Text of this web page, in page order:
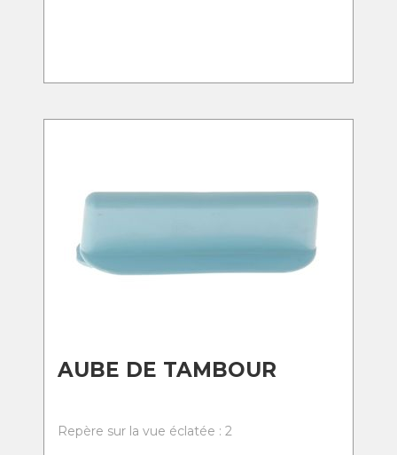
AUBE DE TAMBOUR
Repère sur la vue éclatée : 2